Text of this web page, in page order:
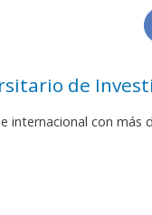
de
internacional con